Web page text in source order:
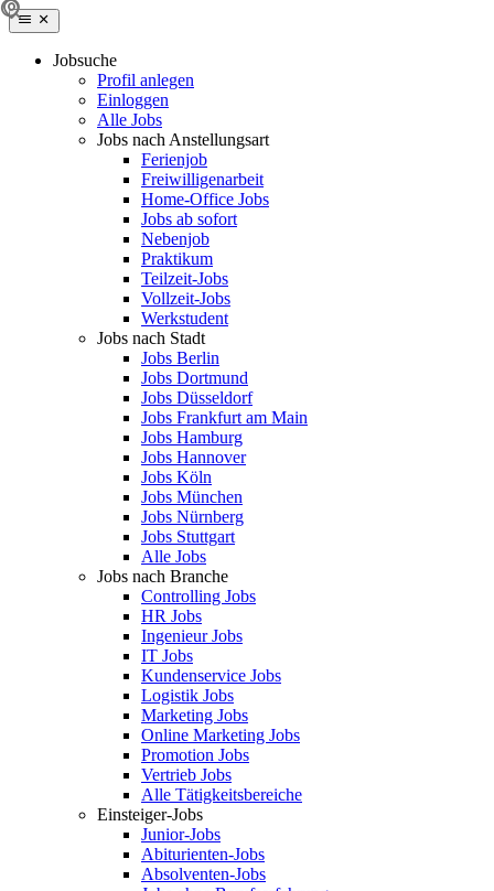
Jobsuche
Profil anlegen
Einloggen
Alle Jobs
Jobs nach Anstellungsart
Ferienjob
Freiwilligenarbeit
Home-Office Jobs
Jobs ab sofort
Nebenjob
Praktikum
Teilzeit-Jobs
Vollzeit-Jobs
Werkstudent
Jobs nach Stadt
Jobs Berlin
Jobs Dortmund
Jobs Düsseldorf
Jobs Frankfurt am Main
Jobs Hamburg
Jobs Hannover
Jobs Köln
Jobs München
Jobs Nürnberg
Jobs Stuttgart
Alle Jobs
Jobs nach Branche
Controlling Jobs
HR Jobs
Ingenieur Jobs
IT Jobs
Kundenservice Jobs
Logistik Jobs
Marketing Jobs
Online Marketing Jobs
Promotion Jobs
Vertrieb Jobs
Alle Tätigkeitsbereiche
Einsteiger-Jobs
Junior-Jobs
Abiturienten-Jobs
Absolventen-Jobs